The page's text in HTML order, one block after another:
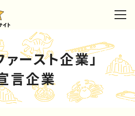
ァースト企業」
言企業